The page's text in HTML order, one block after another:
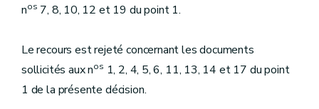
nos 7, 8, 10, 12 et 19 du point 1.
Le recours est rejeté concernant les documents
sollicités aux nos 1, 2, 4, 5, 6, 11, 13, 14 et 17 du point
1 de la présente décision.